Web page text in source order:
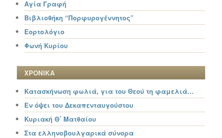
Αγία Γραφή
Βιβλιοθήκη “Πορφυρογέννητος”
Εορτολόγιο
Φωνή Κυρίου
ΧΡΟΝΙΚΑ
Κατασκήνωση φωλιά, για του Θεού τη φαμελιά…
Εν όψει του Δεκαπενταυγούστου
Κυριακή Θ΄ Ματθαίου
Στα ελληνοβουλγαρικά σύνορα